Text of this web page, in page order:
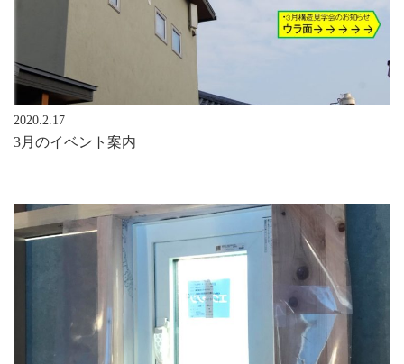
2020.2.17
3月のイベント案内